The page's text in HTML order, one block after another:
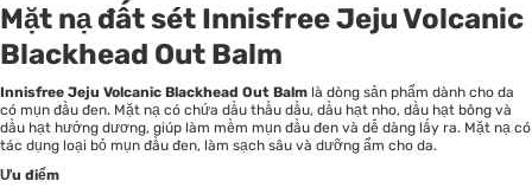
Mặt nạ đất sét Innisfree Jeju Volcanic
Blackhead Out Balm
Innisfree Jeju Volcanic Blackhead Out Balm là dòng sản phẩm dành cho da
có mụn đầu đen. Mặt nạ có chứa dầu thầu dầu, dầu hạt nho, dầu hạt bông và
dầu hạt hướng dương, giúp làm mềm mụn đầu đen và dễ dàng lấy ra. Mặt nạ có
tác dụng loại bỏ mụn đầu đen, làm sạch sâu và dưỡng ẩm cho da.
Ưu điểm